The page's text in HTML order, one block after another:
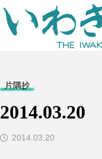
片隅抄
2014.03.20
2014.03.20